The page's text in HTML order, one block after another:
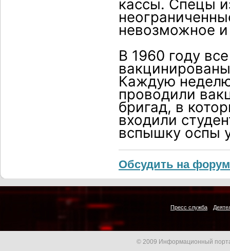
кассы. Спецы
невозможное
В 1960 году
Каждую
проводили
бригад, в
входили
вспышку оспы
Обсудить на
Пресс служба
© 2009 Информационный